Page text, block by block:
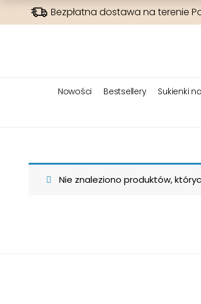
Bezpłatna dostawa na terenie
Nowości Bestsellery Sukienki
Nie znaleziono produktów,